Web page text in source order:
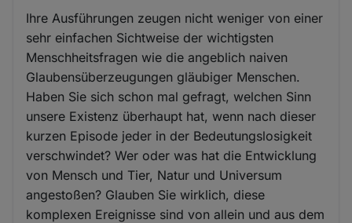
Ihre Ausführungen zeugen nicht weniger von einer
sehr einfachen Sichtweise der wichtigsten
Menschheitsfragen wie die angeblich naiven
Glaubensüberzeugungen gläubiger Menschen.
Haben Sie sich schon mal gefragt, welchen Sinn
unsere Existenz überhaupt hat, wenn nach dieser
kurzen Episode jeder in der Bedeutungslosigkeit
verschwindet? Wer oder was hat die Entwicklung
von Mensch und Tier, Natur und Universum
angestoßen? Glauben Sie wirklich, diese
komplexen Ereignisse sind von allein und aus dem